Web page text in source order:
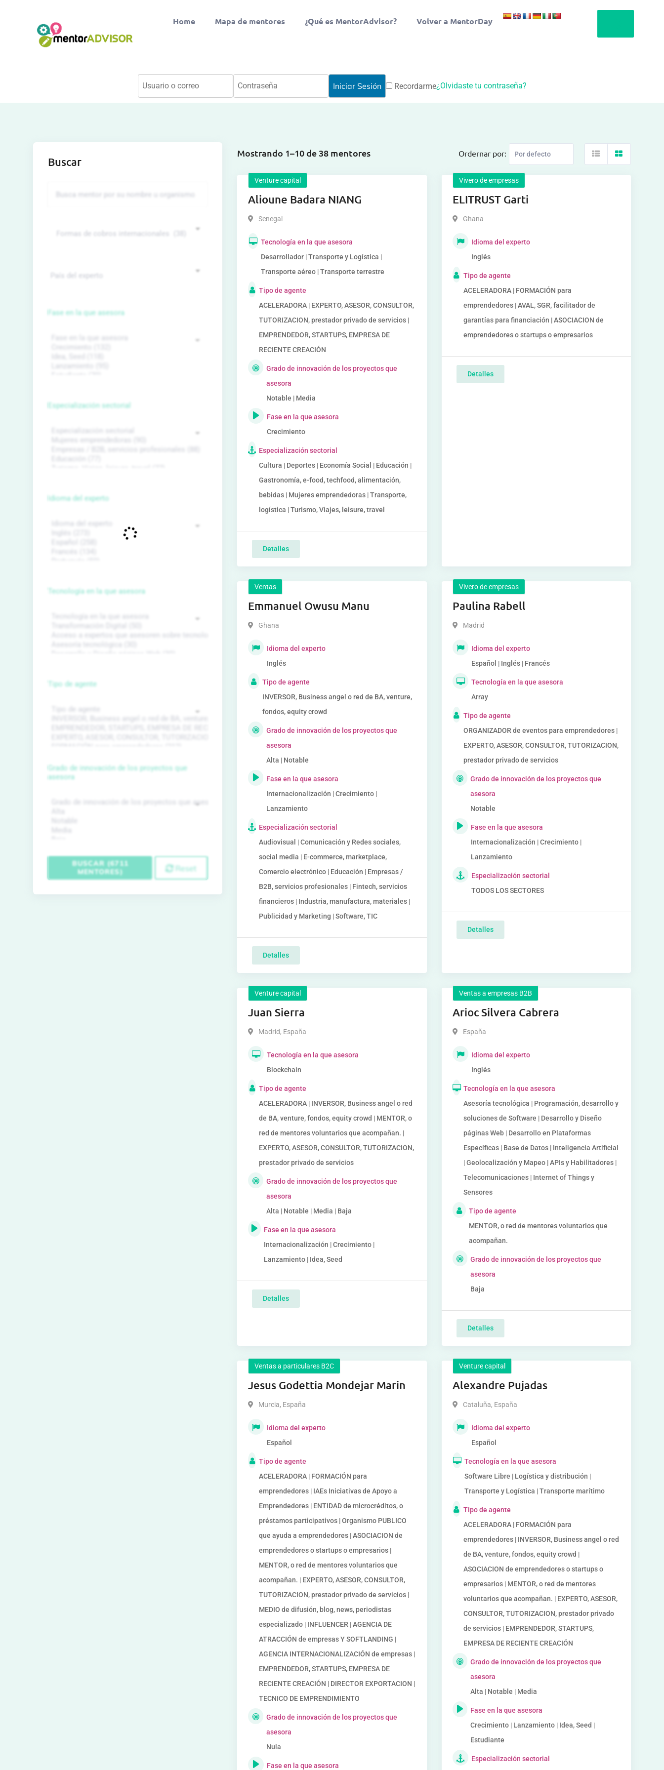
Home Mapa de mentores ¿Qué es MentorAdvisor? Volver a MentorDay
Recordarme¿Olvidaste tu contraseña?
Mostrando 1–10 de 38 mentores Ordernar por:
Venture capital
Alioune Badara NIANG
Senegal
Tecnología en la que asesora
Desarrollador | Transporte y Logística |
Transporte aéreo | Transporte terrestre
Tipo de agente
ACELERADORA | EXPERTO, ASESOR, CONSULTOR,
TUTORIZACION, prestador privado de servicios |
EMPRENDEDOR, STARTUPS, EMPRESA DE
RECIENTE CREACIÓN
Grado de innovación de los proyectos que
asesora
Notable | Media
Fase en la que asesora
Crecimiento
Especialización sectorial
Cultura | Deportes | Economía Social | Educación |
Gastronomía, e-food, techfood, alimentación,
bebidas | Mujeres emprendedoras | Transporte,
logística | Turismo, Viajes, leisure, travel
Detalles
Vivero de empresas
ELITRUST Garti
Ghana
Idioma del experto
Inglés
Tipo de agente
ACELERADORA | FORMACIÓN para
emprendedores | AVAL, SGR, facilitador de
garantías para financiación | ASOCIACION de
emprendedores o startups o empresarios
Detalles
Ventas
Emmanuel Owusu Manu
Ghana
Idioma del experto
Inglés
Tipo de agente
INVERSOR, Business angel o red de BA, venture,
fondos, equity crowd
Grado de innovación de los proyectos que
asesora
Alta | Notable
Fase en la que asesora
Internacionalización | Crecimiento |
Lanzamiento
Especialización sectorial
Audiovisual | Comunicación y Redes sociales,
social media | E-commerce, marketplace,
Comercio electrónico | Educación | Empresas /
B2B, servicios profesionales | Fintech, servicios
financieros | Industria, manufactura, materiales |
Publicidad y Marketing | Software, TIC
Detalles
Vivero de empresas
Paulina Rabell
Madrid
Idioma del experto
Español | Inglés | Francés
Tecnología en la que asesora
Array
Tipo de agente
ORGANIZADOR de eventos para emprendedores |
EXPERTO, ASESOR, CONSULTOR, TUTORIZACION,
prestador privado de servicios
Grado de innovación de los proyectos que
asesora
Notable
Fase en la que asesora
Internacionalización | Crecimiento |
Lanzamiento
Especialización sectorial
TODOS LOS SECTORES
Detalles
Venture capital
Juan Sierra
Madrid, España
Tecnología en la que asesora
Blockchain
Tipo de agente
ACELERADORA | INVERSOR, Business angel o red
de BA, venture, fondos, equity crowd | MENTOR, o
red de mentores voluntarios que acompañan. |
EXPERTO, ASESOR, CONSULTOR, TUTORIZACION,
prestador privado de servicios
Grado de innovación de los proyectos que
asesora
Alta | Notable | Media | Baja
Fase en la que asesora
Internacionalización | Crecimiento |
Lanzamiento | Idea, Seed
Detalles
Ventas a empresas B2B
Arioc Silvera Cabrera
España
Idioma del experto
Inglés
Tecnología en la que asesora
Asesoría tecnológica | Programación, desarrollo y
soluciones de Software | Desarrollo y Diseño
páginas Web | Desarrollo en Plataformas
Específicas | Base de Datos | Inteligencia Artificial
| Geolocalización y Mapeo | APIs y Habilitadores |
Telecomunicaciones | Internet of Things y
Sensores
Tipo de agente
MENTOR, o red de mentores voluntarios que
acompañan.
Grado de innovación de los proyectos que
asesora
Baja
Detalles
Ventas a particulares B2C
Jesus Godettia Mondejar Marin
Murcia, España
Idioma del experto
Español
Tipo de agente
ACELERADORA | FORMACIÓN para
emprendedores | IAEs Iniciativas de Apoyo a
Emprendedores | ENTIDAD de microcréditos, o
préstamos participativos | Organismo PUBLICO
que ayuda a emprendedores | ASOCIACION de
emprendedores o startups o empresarios |
MENTOR, o red de mentores voluntarios que
acompañan. | EXPERTO, ASESOR, CONSULTOR,
TUTORIZACION, prestador privado de servicios |
MEDIO de difusión, blog, news, periodistas
especializado | INFLUENCER | AGENCIA DE
ATRACCIÓN de empresas Y SOFTLANDING |
AGENCIA INTERNACIONALIZACIÓN de empresas |
EMPRENDEDOR, STARTUPS, EMPRESA DE
RECIENTE CREACIÓN | DIRECTOR EXPORTACION |
TECNICO DE EMPRENDIMIENTO
Grado de innovación de los proyectos que
asesora
Nula
Fase en la que asesora
Venture capital
Alexandre Pujadas
Cataluña, España
Idioma del experto
Español
Tecnología en la que asesora
Software Libre | Logística y distribución |
Transporte y Logística | Transporte marítimo
Tipo de agente
ACELERADORA | FORMACIÓN para
emprendedores | INVERSOR, Business angel o red
de BA, venture, fondos, equity crowd |
ASOCIACION de emprendedores o startups o
empresarios | MENTOR, o red de mentores
voluntarios que acompañan. | EXPERTO, ASESOR,
CONSULTOR, TUTORIZACION, prestador privado
de servicios | EMPRENDEDOR, STARTUPS,
EMPRESA DE RECIENTE CREACIÓN
Grado de innovación de los proyectos que
asesora
Alta | Notable | Media
Fase en la que asesora
Crecimiento | Lanzamiento | Idea, Seed |
Estudiante
Especialización sectorial
Buscar
Fase en la que asesora
Especialización sectorial
Idioma del experto
Tecnología en la que asesora
Tipo de agente
Grado de innovación de los proyectos que
asesora
BUSCAR (6711
MENTORES)
Reset